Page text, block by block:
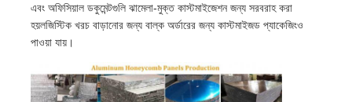
এবং অফিসিয়াল ডকুমেন্টগুলি ঝামেলা-মুক্ত কাস্টমাইজেশন জন্য সরবরাহ করা
হয়লজিস্টিক খরচ বাড়ানোর জন্য বাল্ক অর্ডারের জন্য কাস্টমাইজড প্যাকেজিংও
পাওয়া যায়।